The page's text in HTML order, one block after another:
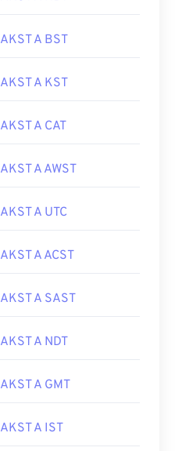
AKST A BST
AKST A KST
AKST A CAT
AKST A AWST
AKST A UTC
AKST A ACST
AKST A SAST
AKST A NDT
AKST A GMT
AKST A IST